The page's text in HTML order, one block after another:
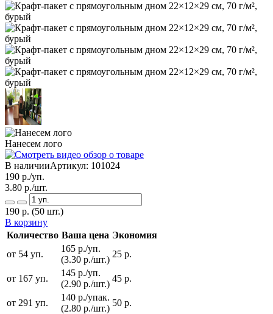
Нанесем лого
В наличииАртикул: 101024
190 р./уп.
3.80 р./шт.
190 р. (50 шт.)
В корзину
Количество Ваша цена Экономия
от 54 уп.
165 р./уп.
(3.30 р./шт.)
25 р.
от 167 уп.
145 р./уп.
(2.90 р./шт.)
45 р.
от 291 уп.
140 р./упак.
(2.80 р./шт.)
50 р.